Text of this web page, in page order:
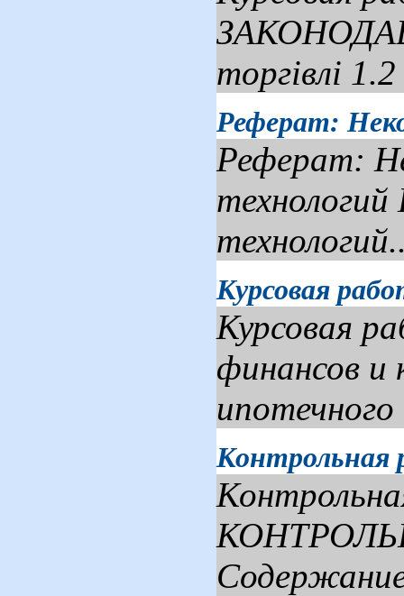
торгівлі
Реферат:
Реферат:
Курсовая
Курсовая
финансов
ипотечного
Контрольная